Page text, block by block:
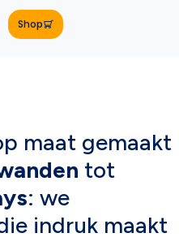
Shop
maat gemaakt
tot
: we
indruk maakt